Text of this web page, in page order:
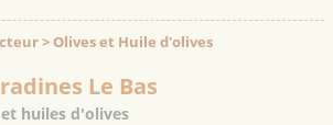
> Olives et Huile d'olives
Le Bas
huiles d'olives